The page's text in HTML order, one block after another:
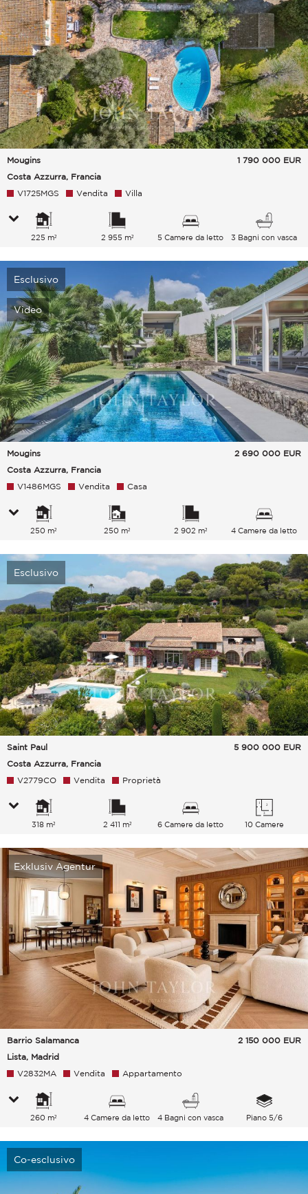
Mougins
Costa Azzurra, Francia
1 790 000 EUR
V1725MGS Vendita Villa
225 m² 2 955 m² 5 Camere da letto 3 Bagni con vasca
Esclusivo
Video
Mougins
Costa Azzurra, Francia
2 690 000 EUR
V1486MGS Vendita Casa
250 m² 250 m² 2 902 m² 4 Camere da letto
Esclusivo
Saint Paul
Costa Azzurra, Francia
5 900 000 EUR
V2779CO Vendita Proprietà
318 m² 2 411 m² 6 Camere da letto 10 Camere
Exklusiv Agentur
Barrio Salamanca
Lista, Madrid
2 150 000 EUR
V2832MA Vendita Appartamento
260 m² 4 Camere da letto 4 Bagni con vasca Piano 5/6
Co-esclusivo